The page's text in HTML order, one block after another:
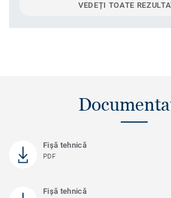
VEDEȚI TOATE
Fișă tehnică
PDF
Fișă tehnică